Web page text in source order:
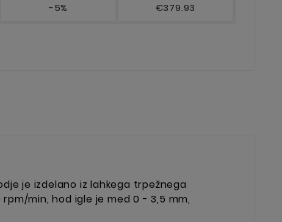
-5% €379.93
je izdelano iz lahkega trpežnega
min, hod igle je med 0 - 3,5 mm,